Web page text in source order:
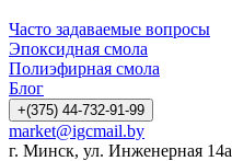
Часто задаваемые вопросы
Эпоксидная смола
Полиэфирная смола
Блог
+(375) 44-732-91-99
market@igcmail.by
г. Минск, ул. Инженерная 14а